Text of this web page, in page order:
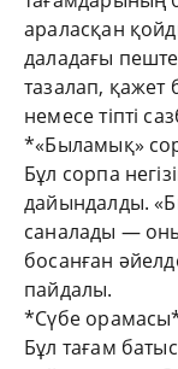
араласқан
даладағы
тазалап,
немесе тіпті
*«Быламық»
Бұл сорпа
дайындалды.
саналады —
босанған
пайдалы.
*Сүбе
Бұл тағам